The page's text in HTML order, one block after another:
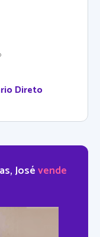
Direto
Josévende